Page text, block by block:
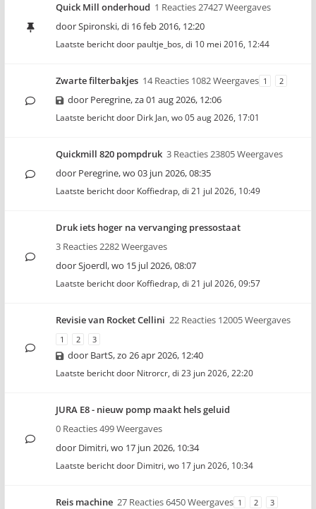
Quick Mill onderhoud 1 Reacties 27427 Weergaves
doorSpironski,di 16 feb 2016, 12:20
Laatste bericht door paultje_bos, di 10 mei 2016, 12:44
Zwarte filterbakjes 14 Reacties 1082 Weergaves 1 2
door Peregrine,za 01 aug 2026, 12:06
Laatste bericht door Dirk Jan, wo 05 aug 2026, 17:01
Quickmill 820 pompdruk 3 Reacties 23805 Weergaves
door Peregrine,wo 03 jun 2026, 08:35
Laatste bericht door Koffiedrap, di 21 jul 2026, 10:49
Druk iets hoger na vervanging pressostaat
3 Reacties 2282 Weergaves
doorSjoerdl,wo 15 jul 2026, 08:07
Laatste bericht door Koffiedrap, di 21 jul 2026, 09:57
Revisie van Rocket Cellini 22 Reacties 12005 Weergaves
1 2 3
door BartS,zo 26 apr 2026, 12:40
Laatste bericht door Nitrorcr, di 23 jun 2026, 22:20
JURA E8 - nieuw pomp maakt hels geluid
0 Reacties 499 Weergaves
door Dimitri,wo 17 jun 2026, 10:34
Laatste bericht door Dimitri, wo 17 jun 2026, 10:34
Reis machine 27 Reacties 6450 Weergaves 1 2 3